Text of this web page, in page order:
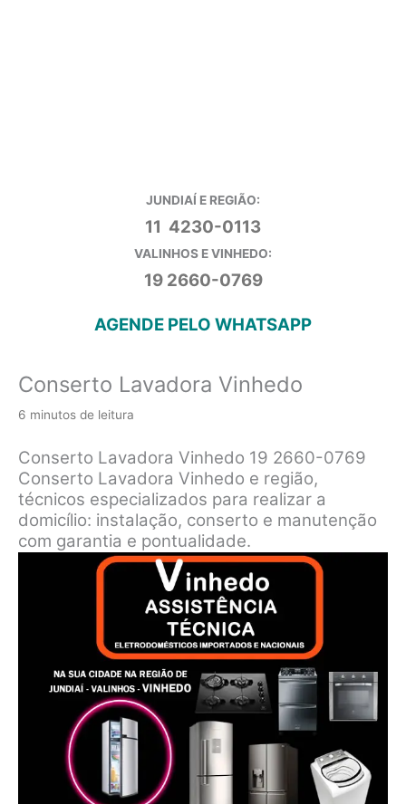
JUNDIAÍ E REGIÃO:
11 4230-0113
VALINHOS E VINHEDO:
19 2660-0769
AGENDE PELO WHATSAPP
Conserto Lavadora Vinhedo
6 minutos de leitura
Conserto Lavadora Vinhedo 19 2660-0769
Conserto Lavadora Vinhedo e região,
técnicos especializados para realizar a
domicílio: instalação, conserto e manutenção
com garantia e pontualidade.